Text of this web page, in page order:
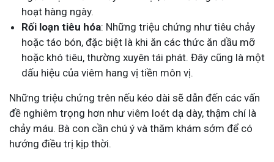
hoạt hàng ngày.
Rối loạn tiêu hóa: Những triệu chứng như tiêu chảy
hoặc táo bón, đặc biệt là khi ăn các thức ăn dầu mỡ
hoặc khó tiêu, thường xuyên tái phát. Đây cũng là một
dấu hiệu của viêm hang vị tiền môn vị.
Những triệu chứng trên nếu kéo dài sẽ dẫn đến các vấn
đề nghiêm trọng hơn như viêm loét dạ dày, thậm chí là
chảy máu. Bà con cần chú ý và thăm khám sớm để có
hướng điều trị kịp thời.